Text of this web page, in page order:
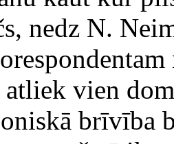
nedz N.
vien
brīvība